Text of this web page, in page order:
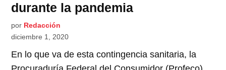
durante la pandemia
por Redacción
diciembre 1, 2020
En lo que va de esta contingencia sanitaria, la